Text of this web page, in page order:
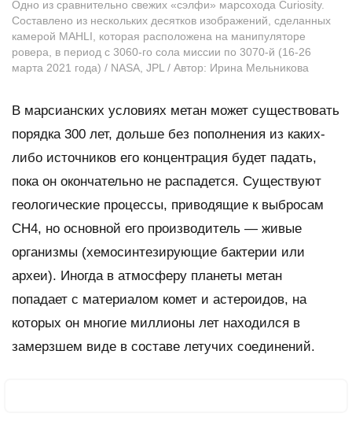
Одно из сравнительно свежих «сэлфи» марсохода Curiosity.
Составлено из нескольких десятков изображений, сделанных
камерой MAHLI, которая расположена на манипуляторе
ровера, в период с 3060-го сола миссии по 3070-й (16-26
марта 2021 года) / NASA, JPL / Автор: Ирина Мельникова
В марсианских условиях метан может существовать
порядка 300 лет, дольше без пополнения из каких-
либо источников его концентрация будет падать,
пока он окончательно не распадется. Существуют
геологические процессы, приводящие к выбросам
CH4, но основной его производитель — живые
организмы (хемосинтезирующие бактерии или
археи). Иногда в атмосферу планеты метан
попадает с материалом комет и астероидов, на
которых он многие миллионы лет находился в
замерзшем виде в составе летучих соединений.